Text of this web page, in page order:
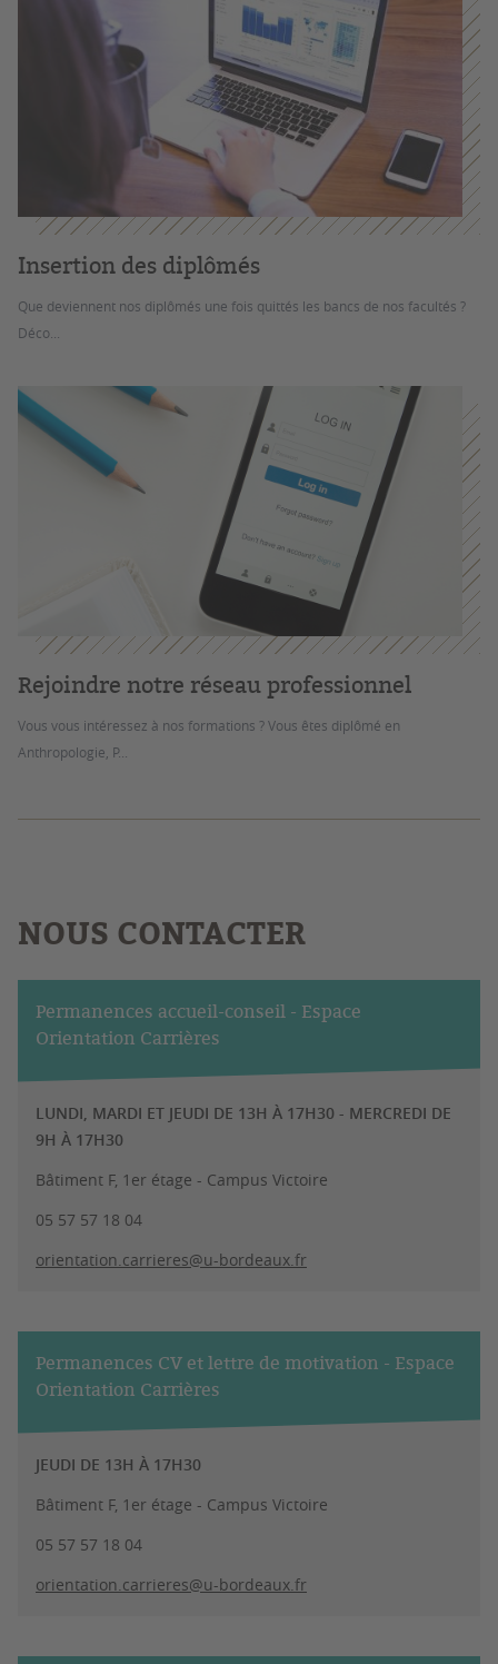
Insertion des diplômés
Que deviennent nos diplômés une fois quittés les bancs de nos facultés ?
Déco...
Rejoindre notre réseau professionnel
Vous vous intéressez à nos formations ? Vous êtes diplômé en
Anthropologie, P...
NOUS CONTACTER
Permanences accueil-conseil - Espace
Orientation Carrières
LUNDI, MARDI ET JEUDI DE 13H À 17H30 - MERCREDI DE
9H À 17H30
Bâtiment F, 1er étage - Campus Victoire
05 57 57 18 04
orientation.carrieres@u-bordeaux.fr
Permanences CV et lettre de motivation - Espace
Orientation Carrières
JEUDI DE 13H À 17H30
Bâtiment F, 1er étage - Campus Victoire
05 57 57 18 04
orientation.carrieres@u-bordeaux.fr